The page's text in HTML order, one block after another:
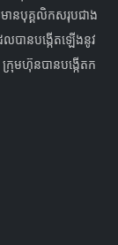
ានបុគ្គលិកសរុបជាង
បានបង្កើតឡើងនូវ
រុមហ៊ុនបានបង្កើតក